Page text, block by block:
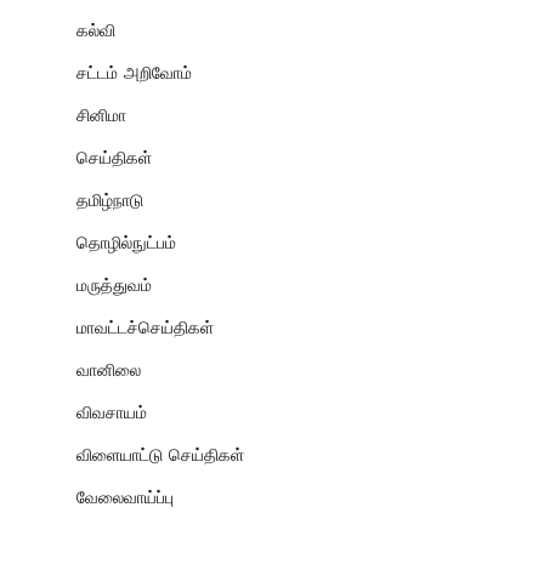
கல்வி
சட்டம் அறிவோம்
சினிமா
செய்திகள்
தமிழ்நாடு
தொழில்நுட்பம்
மருத்துவம்
மாவட்டச்செய்திகள்
வானிலை
விவசாயம்
விளையாட்டு செய்திகள்
வேலைவாய்ப்பு